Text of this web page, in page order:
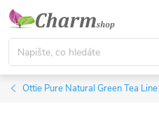
Přejít
obsah
Ottie Pure Natural Green Tea Line